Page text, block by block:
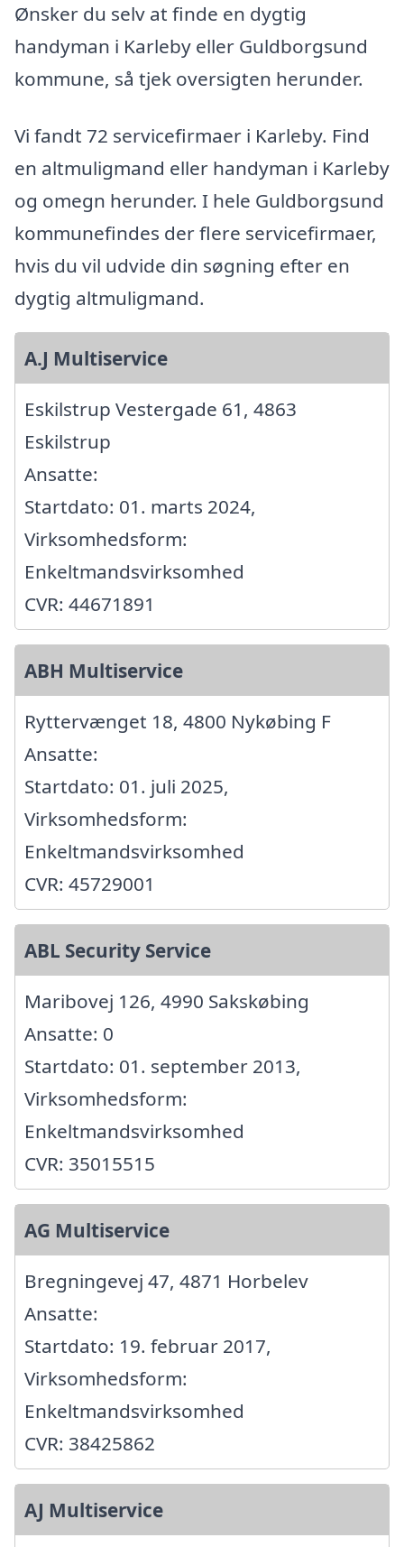
Ønsker du selv at finde en dygtig
handyman i Karleby eller Guldborgsund
kommune, så tjek oversigten herunder.
Vi fandt 72 servicefirmaer i Karleby. Find
en altmuligmand eller handyman i Karleby
og omegn herunder. I hele Guldborgsund
kommunefindes der flere servicefirmaer,
hvis du vil udvide din søgning efter en
dygtig altmuligmand.
A.J Multiservice
Eskilstrup Vestergade 61, 4863
Eskilstrup
Ansatte:
Startdato: 01. marts 2024,
Virksomhedsform:
Enkeltmandsvirksomhed
CVR: 44671891
ABH Multiservice
Ryttervænget 18, 4800 Nykøbing F
Ansatte:
Startdato: 01. juli 2025,
Virksomhedsform:
Enkeltmandsvirksomhed
CVR: 45729001
ABL Security Service
Maribovej 126, 4990 Sakskøbing
Ansatte: 0
Startdato: 01. september 2013,
Virksomhedsform:
Enkeltmandsvirksomhed
CVR: 35015515
AG Multiservice
Bregningevej 47, 4871 Horbelev
Ansatte:
Startdato: 19. februar 2017,
Virksomhedsform:
Enkeltmandsvirksomhed
CVR: 38425862
AJ Multiservice